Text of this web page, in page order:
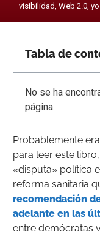
visibilidad,Web 2.0,yo
Probablemente
para leer este
«disputa» política
reforma sanitaria
recomendación
adelante en las
entre demócratas
Tabla de
No se ha
página.